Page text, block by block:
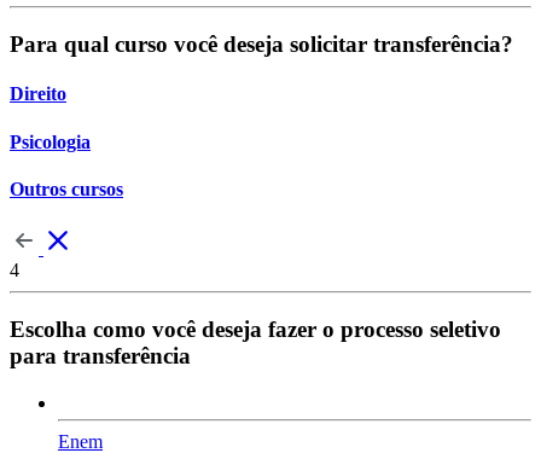
Para qual curso você deseja solicitar transferência?
Direito
Psicologia
Outros cursos
4
Escolha como você deseja fazer o processo seletivo
para transferência
Enem